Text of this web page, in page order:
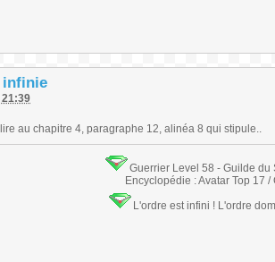
infinie
21:39
au chapitre 4, paragraphe 12, alinéa 8 qui stipule..
Guerrier Level 58 - Guilde
Encyclopédie : Avatar Top 17 /
L'ordre est infini ! L'ordre